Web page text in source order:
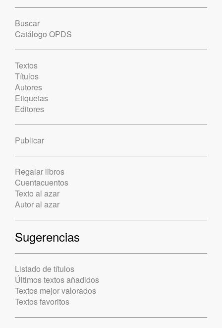
Buscar
Catálogo OPDS
Textos
Títulos
Autores
Etiquetas
Editores
Publicar
Regalar libros
Cuentacuentos
Texto al azar
Autor al azar
Sugerencias
Listado de títulos
Últimos textos añadidos
Textos mejor valorados
Textos favoritos